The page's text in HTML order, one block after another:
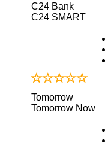
C24 Bank
C24 SMART
Tomorrow
Tomorrow Now